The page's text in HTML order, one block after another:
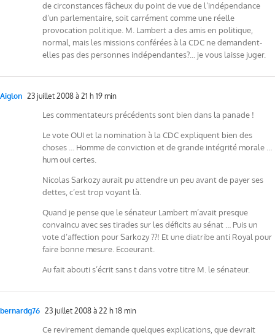
de circonstances fâcheux du point de vue de l’indépendance
d’un parlementaire, soit carrément comme une réelle
provocation politique. M. Lambert a des amis en politique,
normal, mais les missions conférées à la CDC ne demandent-
elles pas des personnes indépendantes?… je vous laisse juger.
Aiglon 23 juillet 2008 à 21 h 19 min
Les commentateurs précédents sont bien dans la panade !
Le vote OUI et la nomination à la CDC expliquent bien des
choses … Homme de conviction et de grande intégrité morale …
hum oui certes.
Nicolas Sarkozy aurait pu attendre un peu avant de payer ses
dettes, c’est trop voyant là.
Quand je pense que le sénateur Lambert m’avait presque
convaincu avec ses tirades sur les déficits au sénat … Puis un
vote d’affection pour Sarkozy ??! Et une diatribe anti Royal pour
faire bonne mesure. Ecoeurant.
Au fait abouti s’écrit sans t dans votre titre M. le sénateur.
bernardg76 23 juillet 2008 à 22 h 18 min
Ce revirement demande quelques explications, que devrait